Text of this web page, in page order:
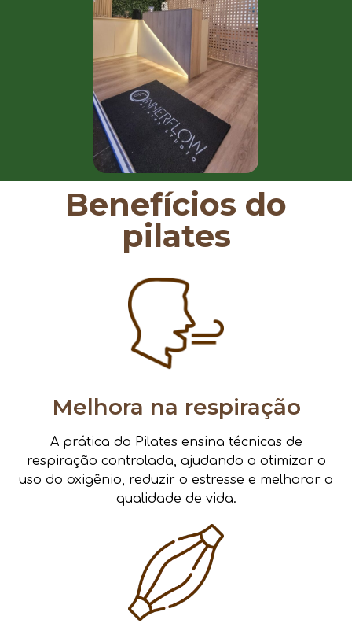
Benefícios do
pilates
Melhora na respiração
A prática do Pilates ensina técnicas de
respiração controlada, ajudando a otimizar o
uso do oxigênio, reduzir o estresse e melhorar a
qualidade de vida.